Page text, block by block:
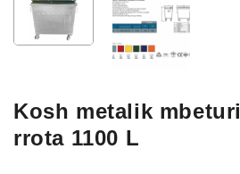
Kosh metalik
rrota 1100 L